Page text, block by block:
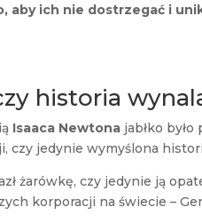
aby ich nie dostrzegać i
historia
Isaaca Newtona jabłko
czy jedynie wymyślona
żarówkę, czy jedynie ją
korporacji na świecie –